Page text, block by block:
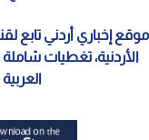
موقع إخباري أردني تابع
الأردنية، تغطيات